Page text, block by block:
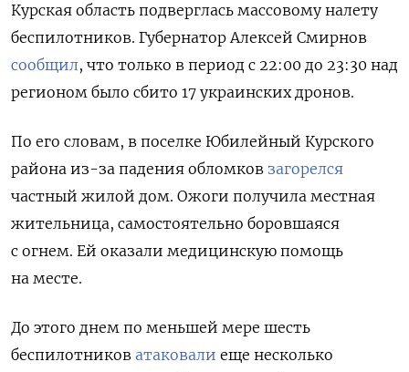
Курская область подверглась массовому налету
беспилотников. Губернатор Алексей Смирнов
сообщил, что только в период с 22:00 до 23:30 над
регионом было сбито 17 украинских дронов.
По его словам, в поселке Юбилейный Курского
района из-за падения обломков загорелся
частный жилой дом. Ожоги получила местная
жительница, самостоятельно боровшаяся
с огнем. Ей оказали медицинскую помощь
на месте.
До этого днем по меньшей мере шесть
беспилотников атаковали еще несколько